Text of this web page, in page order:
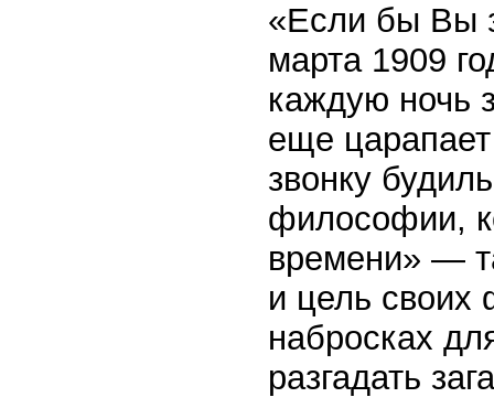
«Если бы Вы
марта 1909
каждую ночь
еще
звонку
философии,
времени» —
и цель своих
набросках
разгадать